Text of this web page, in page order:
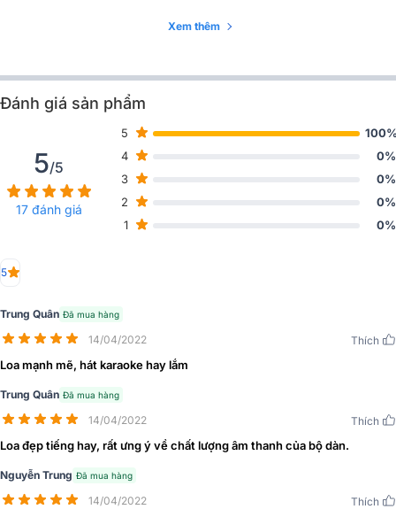
Đặc điểm chi tiết các thiết bị có trong bộ dàn
Loa Wharfedale Pro ANGLO E10
đình, kinh doanh,...với diện tích từ 20-30m2. Được hoàn thiện hoàn
toàn tại Anh Quốc đảm bảo chất được sản phẩm được tối ưu, mang
Xem thêm
Đánh giá sản phẩm
5/5
17 đánh giá
5
4
0%
3
0%
2
0%
1
0%
5
Trung Quân Đã mua hàng
14/04/2022 Thích
Loa mạnh mẽ, hát karaoke hay lắm
Trung Quân Đã mua hàng
14/04/2022 Thích
Loa đẹp tiếng hay, rất ưng ý về chất lượng âm thanh của bộ dàn.
Nguyễn Trung Đã mua hàng
14/04/2022 Thích